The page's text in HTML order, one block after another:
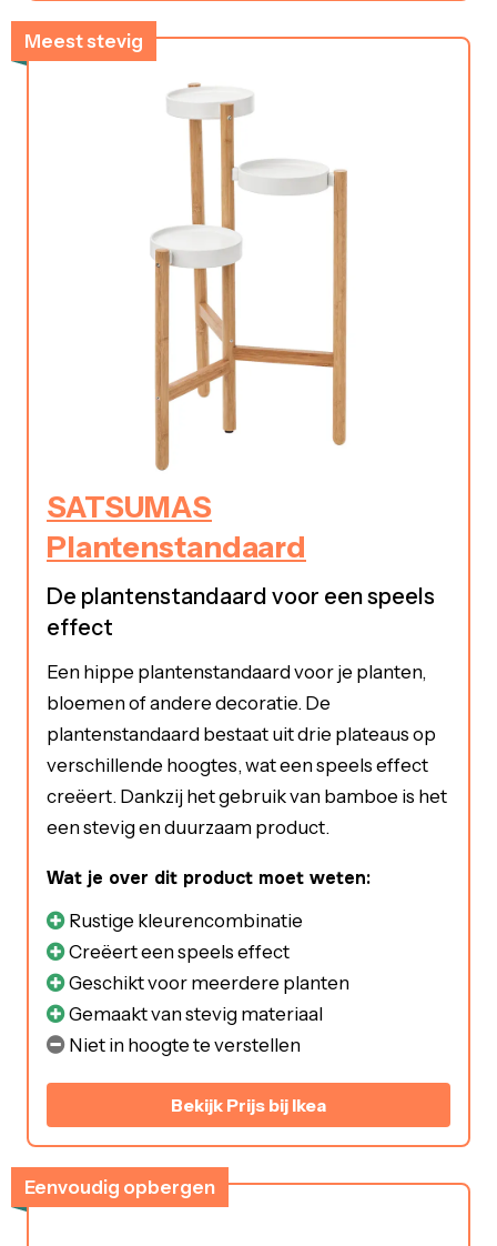
Meest stevig
SATSUMAS
Plantenstandaard
De plantenstandaard voor een speels
effect
Een hippe plantenstandaard voor je planten,
bloemen of andere decoratie. De
plantenstandaard bestaat uit drie plateaus op
verschillende hoogtes, wat een speels effect
creëert. Dankzij het gebruik van bamboe is het
een stevig en duurzaam product.
Wat je over dit product moet weten:
Rustige kleurencombinatie
Creëert een speels effect
Geschikt voor meerdere planten
Gemaakt van stevig materiaal
Niet in hoogte te verstellen
Bekijk Prijs bij Ikea
Eenvoudig opbergen